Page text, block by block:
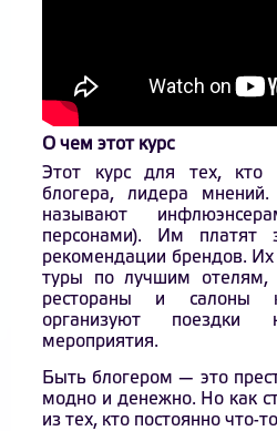
О чем этот курс
Этот курс для тех, кто
блогера, лидера
называют
персонами). Им платят
рекомендации брендов.
туры по лучшим отелям,
рестораны и салоны
организуют поездки
мероприятия.
Быть блогером — это
модно и денежно. Но как
из тех, кто постоянно что-